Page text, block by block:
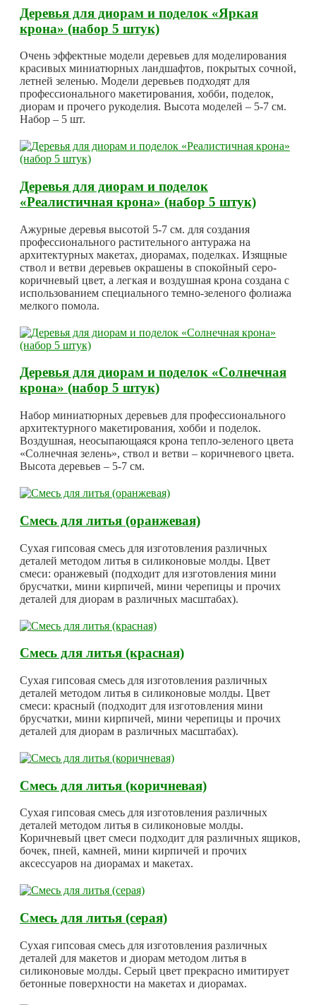
Деревья для диорам и поделок «Яркая
крона» (набор 5 штук)
Очень эффектные модели деревьев для моделирования
красивых миниатюрных ландшафтов, покрытых сочной,
летней зеленью. Модели деревьев подходят для
профессионального макетирования, хобби, поделок,
диорам и прочего рукоделия. Высота моделей – 5-7 см.
Набор – 5 шт.
Деревья для диорам и поделок
«Реалистичная крона» (набор 5 штук)
Ажурные деревья высотой 5-7 см. для создания
профессионального растительного антуража на
архитектурных макетах, диорамах, поделках. Изящные
ствол и ветви деревьев окрашены в спокойный серо-
коричневый цвет, а легкая и воздушная крона создана с
использованием специального темно-зеленого фолиажа
мелкого помола.
Деревья для диорам и поделок «Солнечная
крона» (набор 5 штук)
Набор миниатюрных деревьев для профессионального
архитектурного макетирования, хобби и поделок.
Воздушная, неосыпающаяся крона тепло-зеленого цвета
«Солнечная зелень», ствол и ветви – коричневого цвета.
Высота деревьев – 5-7 см.
Смесь для литья (оранжевая)
Сухая гипсовая смесь для изготовления различных
деталей методом литья в силиконовые молды. Цвет
смеси: оранжевый (подходит для изготовления мини
брусчатки, мини кирпичей, мини черепицы и прочих
деталей для диорам в различных масштабах).
Смесь для литья (красная)
Сухая гипсовая смесь для изготовления различных
деталей методом литья в силиконовые молды. Цвет
смеси: красный (подходит для изготовления мини
брусчатки, мини кирпичей, мини черепицы и прочих
деталей для диорам в различных масштабах).
Смесь для литья (коричневая)
Сухая гипсовая смесь для изготовления различных
деталей методом литья в силиконовые молды.
Коричневый цвет смеси подходит для различных ящиков,
бочек, пней, камней, мини кирпичей и прочих
аксессуаров на диорамах и макетах.
Смесь для литья (серая)
Сухая гипсовая смесь для изготовления различных
деталей для макетов и диорам методом литья в
силиконовые молды. Серый цвет прекрасно имитирует
бетонные поверхности на макетах и диорамах.